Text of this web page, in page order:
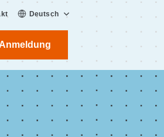
Deutsch